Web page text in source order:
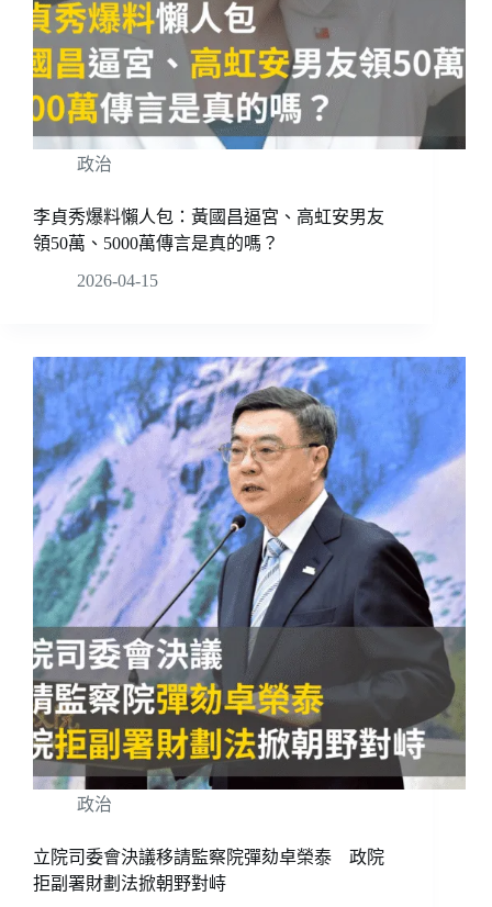
政治
李貞秀爆料懶人包：黃國昌逼宮、高虹安男友
領50萬、5000萬傳言是真的嗎？
2026-04-15
政治
立院司委會決議移請監察院彈劾卓榮泰 政院
拒副署財劃法掀朝野對峙